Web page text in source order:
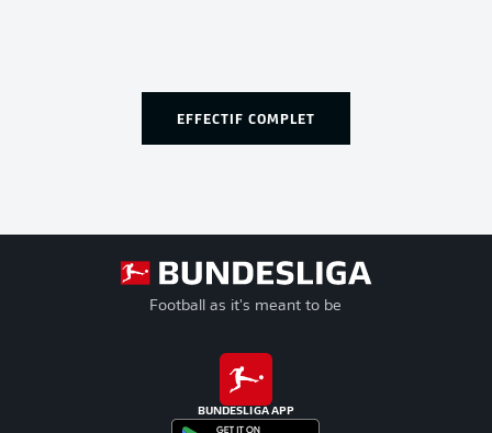
EFFECTIF COMPLET
Football as it's meant to be
BUNDESLIGA APP